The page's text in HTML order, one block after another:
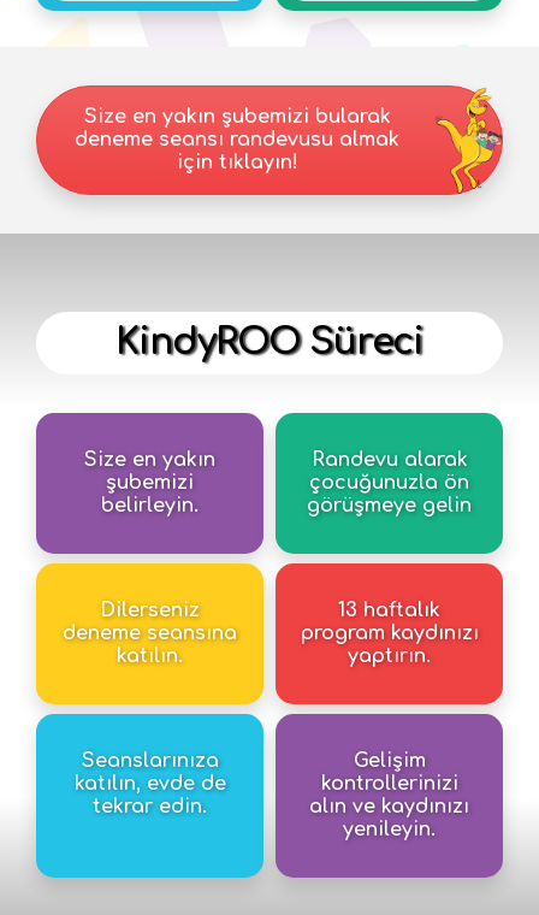
Size en yakın şubemizi bularak
deneme seansı randevusu almak
için tıklayın!
KindyROO Süreci
Size en yakın
şubemizi
belirleyin.
Randevu alarak
çocuğunuzla ön
görüşmeye gelin
Dilerseniz
deneme seansına
katılın.
13 haftalık
program kaydınızı
yaptırın.
Seanslarınıza
katılın, evde de
tekrar edin.
Gelişim
kontrollerinizi
alın ve kaydınızı
yenileyin.